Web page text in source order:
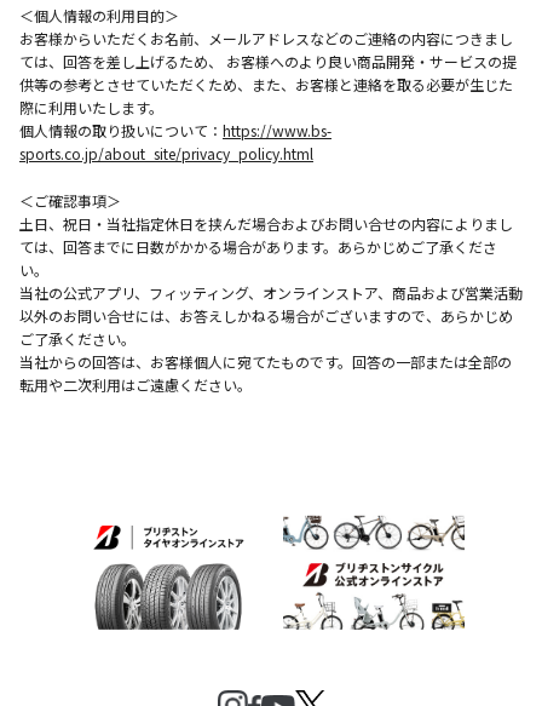
＜個人情報の利用目的＞
お客様からいただくお名前、メールアドレスなどのご連絡の内容につきまし
ては、回答を差し上げるため、 お客様へのより良い商品開発・サービスの提
供等の参考とさせていただくため、また、お客様と連絡を取る必要が生じた
際に利用いたします。
個人情報の取り扱いについて： https://www.bs-
sports.co.jp/about_site/privacy_policy.html
＜ご確認事項＞
土日、祝日・当社指定休日を挟んだ場合およびお問い合せの内容によりまし
ては、回答までに日数がかかる場合があります。あらかじめご了承くださ
い。
当社の公式アプリ、フィッティング、オンラインストア、商品および営業活動
以外のお問い合せには、お答えしかねる場合がございますので、あらかじめ
ご了承ください。
当社からの回答は、お客様個人に宛てたものです。回答の一部または全部の
転用や二次利用はご遠慮ください。